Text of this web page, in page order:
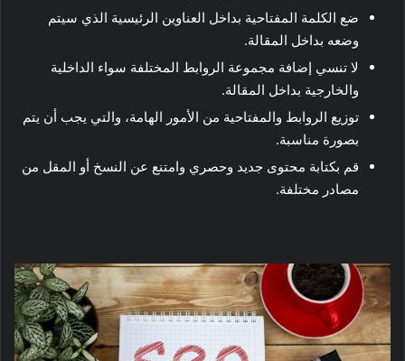
ضع الكلمة المفتاحية بداخل العناوين الرئيسية الذي سيتم
وضعه بداخل المقالة.
لا تنسي إضافة مجموعة الروابط المختلفة سواء الداخلية
والخارجية بداخل المقالة.
توزيع الروابط والمفتاحية من الأمور الهامة، والتي يجب أن يتم
بصورة مناسبة.
قم بكتابة محتوى جديد وحصري وامتنع عن النسخ أو المقل من
مصادر مختلفة.